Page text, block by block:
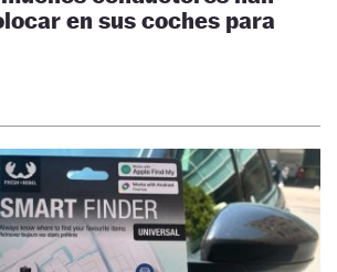
en sus coches para